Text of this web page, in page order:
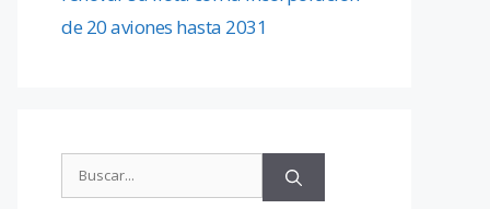
de 20 aviones hasta 2031